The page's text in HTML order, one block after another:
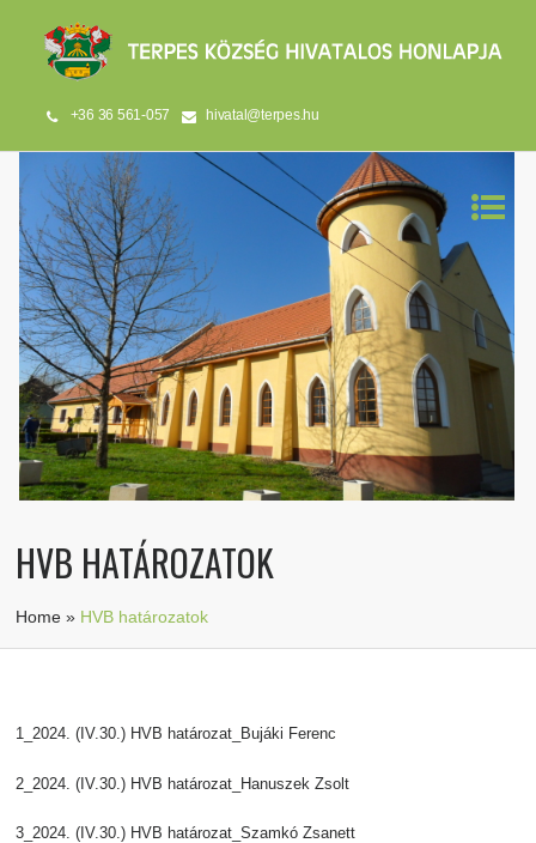
+36 36 561-057 hivatal@terpes.hu
HVB HATÁROZATOK
Home » HVB határozatok
1_2024. (IV.30.) HVB határozat_Bujáki Ferenc
2_2024. (IV.30.) HVB határozat_Hanuszek Zsolt
3_2024. (IV.30.) HVB határozat_Szamkó Zsanett